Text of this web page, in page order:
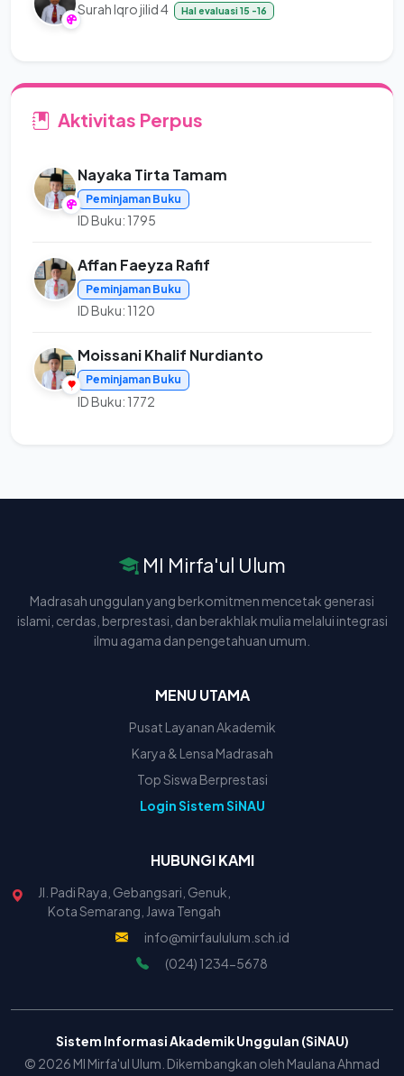
Surah Iqro jilid 4 Hal evaluasi 15 -16
Aktivitas Perpus
Nayaka Tirta Tamam
Peminjaman Buku
ID Buku: 1795
Affan Faeyza Rafif
Peminjaman Buku
ID Buku: 1120
Moissani Khalif Nurdianto
Peminjaman Buku
ID Buku: 1772
MI Mirfa'ul Ulum
Madrasah unggulan yang berkomitmen mencetak generasi
islami, cerdas, berprestasi, dan berakhlak mulia melalui integrasi
ilmu agama dan pengetahuan umum.
MENU UTAMA
Pusat Layanan Akademik
Karya & Lensa Madrasah
Top Siswa Berprestasi
Login Sistem SiNAU
HUBUNGI KAMI
Jl. Padi Raya, Gebangsari, Genuk,
Kota Semarang, Jawa Tengah
info@mirfaululum.sch.id
(024) 1234-5678
Sistem Informasi Akademik Unggulan (SiNAU)
© 2026 MI Mirfa'ul Ulum. Dikembangkan oleh Maulana Ahmad